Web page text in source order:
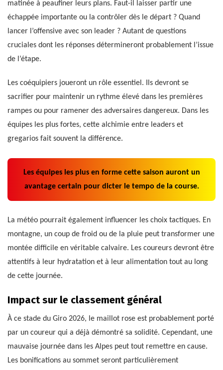
matinée à peaufiner leurs plans. Faut-il laisser partir une
échappée importante ou la contrôler dès le départ ? Quand
lancer l’offensive avec son leader ? Autant de questions
cruciales dont les réponses détermineront probablement l’issue
de l’étape.
Les coéquipiers joueront un rôle essentiel. Ils devront se
sacrifier pour maintenir un rythme élevé dans les premières
rampes ou pour ramener des adversaires dangereux. Dans les
équipes les plus fortes, cette alchimie entre leaders et
gregarios fait souvent la différence.
Les équipes les plus en forme cette saison auront un
avantage certain pour dicter le tempo de la course.
La météo pourrait également influencer les choix tactiques. En
montagne, un coup de froid ou de la pluie peut transformer une
montée difficile en véritable calvaire. Les coureurs devront être
attentifs à leur hydratation et à leur alimentation tout au long
de cette journée.
Impact sur le classement général
À ce stade du Giro 2026, le maillot rose est probablement porté
par un coureur qui a déjà démontré sa solidité. Cependant, une
mauvaise journée dans les Alpes peut tout remettre en cause.
Les bonifications au sommet seront particulièrement